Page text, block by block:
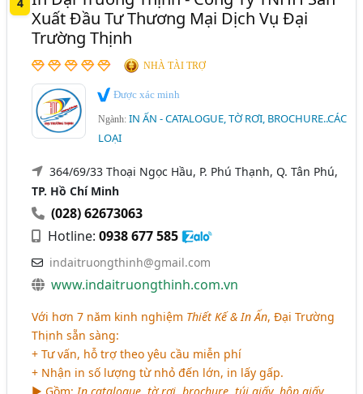
Xuất Đầu Tư Thương Mại Dịch Vụ Đại
Trường Thịnh
NHÀ TÀI TRỢ
Được xác minh
Ngành:IN ẤN - CATALOGUE, TỜ RƠI, BROCHURE..CÁC
LOẠI
364/69/33 Thoại Ngọc Hầu, P. Phú Thạnh, Q. Tân Phú,
TP. Hồ Chí Minh
(028) 62673063
Hotline:0938 677 585
indaitruongthinh@gmail.com
www.indaitruongthinh.com.vn
Với hơn 7 năm kinh nghiệm Thiết Kế & In Ấn, Đại Trường
Thịnh sẵn sàng:
+ Tư vấn, hỗ trợ theo yêu cầu miễn phí
+ Nhận in số lượng từ nhỏ đến lớn, in lấy gấp.